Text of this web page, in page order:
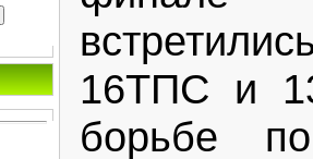
16ТПС и
борьбе